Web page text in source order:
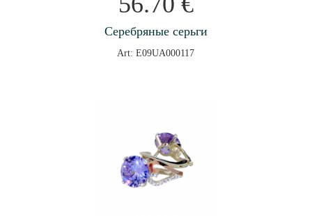
Серебряные серьги
Art: E09UA000117